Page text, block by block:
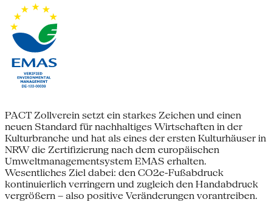
PACT Zollverein setzt ein starkes Zeichen und einen
neuen Standard für nachhaltiges Wirtschaften in der
Kulturbranche und hat als eines der ersten Kulturhäuser in
NRW die Zertifizierung nach dem europäischen
Umweltmanagementsystem EMAS erhalten.
Wesentliches Ziel dabei: den CO2e-Fußabdruck
kontinuierlich verringern und zugleich den Handabdruck
vergrößern – also positive Veränderungen vorantreiben.